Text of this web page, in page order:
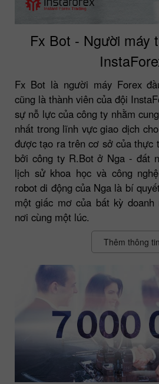
Fx Bot - Người máy
Fx Bot là người máy Forex
cũng là thành viên của đội
sự nỗ lực của công ty nhằm
nhất trong lĩnh vực giao dịch
được tạo ra trên cơ sở của thực
bởi công ty R.Bot ở Nga - đất
lịch sử khoa học và công
robot di động của Nga là bí
một giấc mơ của bất kỳ
nơi cùng một lúc.
Thêm thông tin